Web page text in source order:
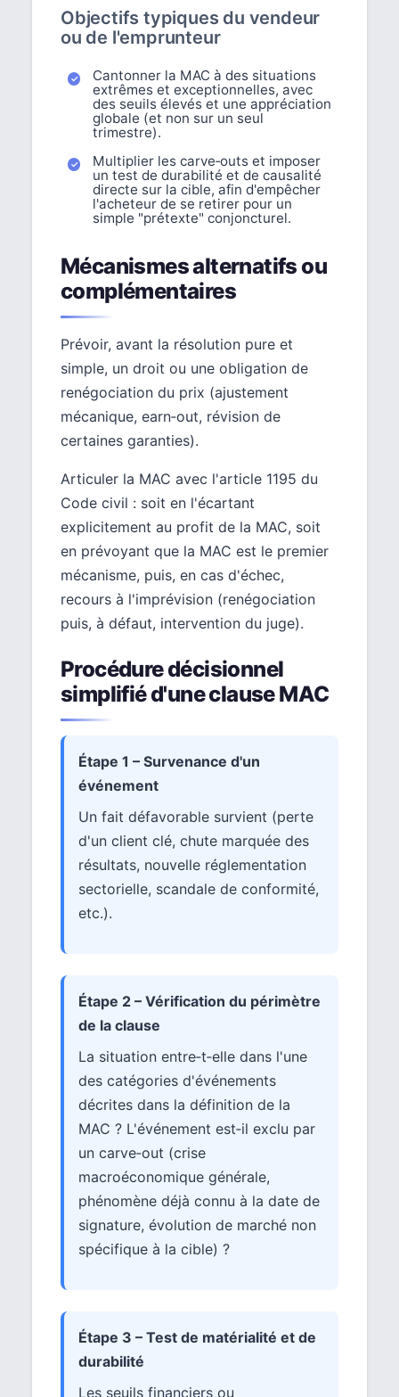
Objectifs typiques du vendeur
ou de l'emprunteur
Cantonner la MAC à des situations
extrêmes et exceptionnelles, avec
des seuils élevés et une appréciation
globale (et non sur un seul
trimestre).
Multiplier les carve‑outs et imposer
un test de durabilité et de causalité
directe sur la cible, afin d'empêcher
l'acheteur de se retirer pour un
simple "prétexte" conjoncturel.
Mécanismes alternatifs ou
complémentaires
Prévoir, avant la résolution pure et
simple, un droit ou une obligation de
renégociation du prix (ajustement
mécanique, earn‑out, révision de
certaines garanties).
Articuler la MAC avec l'article 1195 du
Code civil : soit en l'écartant
explicitement au profit de la MAC, soit
en prévoyant que la MAC est le premier
mécanisme, puis, en cas d'échec,
recours à l'imprévision (renégociation
puis, à défaut, intervention du juge).
Procédure décisionnel
simplifié d'une clause MAC
Étape 1 – Survenance d'un
événement
Un fait défavorable survient (perte
d'un client clé, chute marquée des
résultats, nouvelle réglementation
sectorielle, scandale de conformité,
etc.).
Étape 2 – Vérification du périmètre
de la clause
La situation entre‑t‑elle dans l'une
des catégories d'événements
décrites dans la définition de la
MAC ? L'événement est‑il exclu par
un carve‑out (crise
macroéconomique générale,
phénomène déjà connu à la date de
signature, évolution de marché non
spécifique à la cible) ?
Étape 3 – Test de matérialité et de
durabilité
Les seuils financiers ou